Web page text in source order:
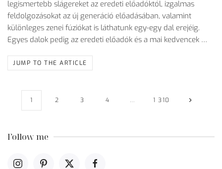
legismertebb slágereket az eredeti előadóktól, izgalmas
feldolgozásokat az új generáció előadásában, valamint
különleges zenei fúziókat is láthatunk egy-egy dal erejéig.
Egyes dalok pedig az eredeti előadók és a mai kedvencek …
JUMP TO THE ARTICLE
1 2 3 4 … 1 310
Follow me